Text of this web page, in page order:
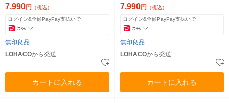
7,990円 （税込）
ログイン&全額PayPay支払いで
5%
無印良品
LOHACOから発送
カートに入れる
7,990円 （税込）
ログイン&全額PayPay支払いで
5%
無印良品
LOHACOから発送
カートに入れる